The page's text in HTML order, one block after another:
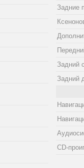
Задние
Задний
Задний
CD-